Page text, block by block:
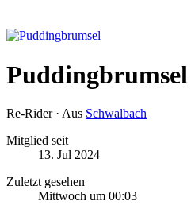
Puddingbrumsel
Re-Rider · Aus Schwalbach
Mitglied seit
13. Jul 2024
Zuletzt gesehen
Mittwoch um 00:03